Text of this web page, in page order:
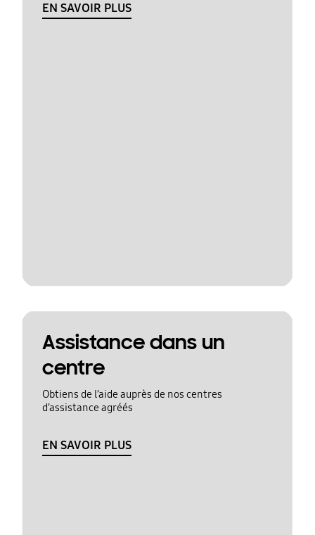
EN SAVOIR PLUS
Assistance dans un
centre
Obtiens de l’aide auprès de nos centres
d’assistance agréés
EN SAVOIR PLUS